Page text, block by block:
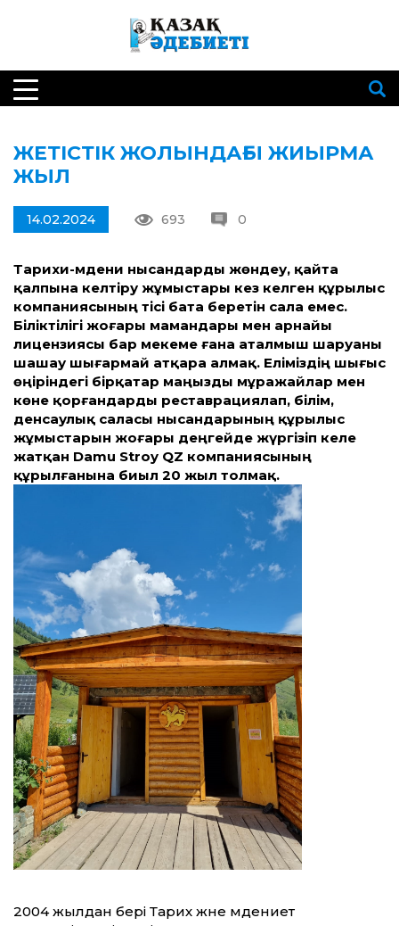
ЖЕТІСТІК ЖОЛЫНДАҒЫ ЖИЫРМА
ЖЫЛ
14.02.2024 693 0
Тарихи-мәдени нысандарды жөндеу, қайта
қалпына келтіру жұмыстары кез келген құрылыс
компаниясының тісі бата беретін сала емес.
Біліктілігі жоғары мамандары мен арнайы
лицензиясы бар мекеме ғана аталмыш шаруаны
шашау шығармай атқара алмақ. Еліміздің шығыс
өңіріндегі бірқатар маңызды мұражайлар мен
көне қорғандарды реставрациялап, білім,
денсаулық саласы нысандарының құрылыс
жұмыстарын жоғары деңгейде жүргізіп келе
жатқан Damu Stroy QZ компаниясының
құрылғанына биыл 20 жыл толмақ.
2004 жылдан бері Тарих және мәдениет